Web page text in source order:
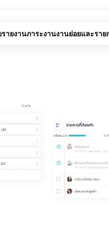
รายงานภาระงานงานย่อยและราย